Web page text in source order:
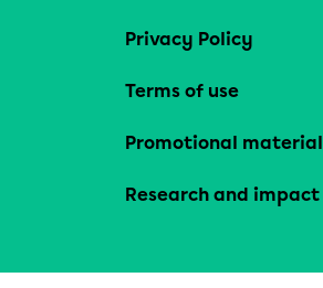
Privacy Policy
Terms of use
Promotional material
Research and impact